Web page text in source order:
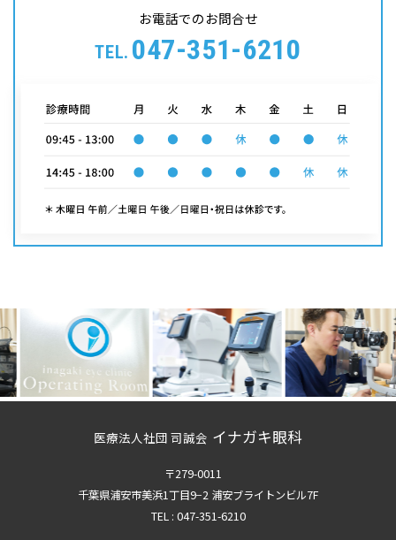
お電話でのお問合せ
TEL. 047-351-6210
医療法人社団 司誠会 イナガキ眼科
〒279-0011
千葉県浦安市美浜1丁目9−2 浦安ブライトンビル7F
TEL : 047-351-6210